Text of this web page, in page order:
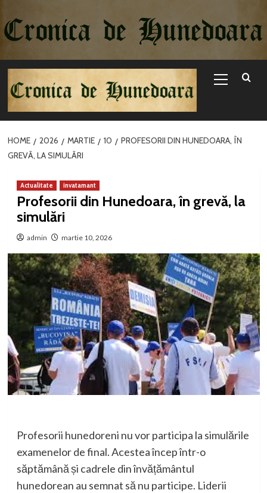
la
conținut
Menu
HOME 2026 MARTIE 10
PROFESORII DIN HUNEDOARA, ÎN
GREVĂ, LA SIMULĂRI
Actualitate invatamant
Profesorii din Hunedoara, în grevă, la
simulări
admin martie 10, 2026
Profesorii hunedoreni nu vor participa la simulările
examenelor de final. Acestea încep într-o
săptămână și cadrele din învățământul
hunedorean au semnat să nu participe. Liderii